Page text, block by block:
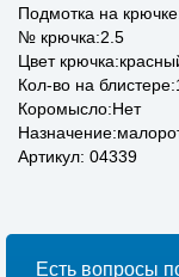
Подмотка на
№ крючка:2.5
Цвет
Кол-во на
Коромысло:Нет
Артикул: 04339
Есть вопросы